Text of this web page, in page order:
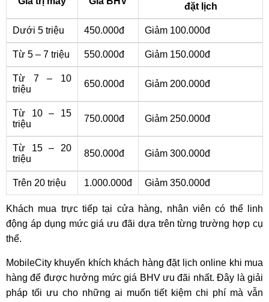
đặt lịch
Dưới 5 triệu 450.000đ Giảm 100.000đ
Từ 5 – 7 triệu 550.000đ Giảm 150.000đ
Từ 7 – 10
triệu
650.000đ Giảm 200.000đ
Từ 10 – 15
triệu
750.000đ Giảm 250.000đ
Từ 15 – 20
triệu
850.000đ Giảm 300.000đ
Trên 20 triệu 1.000.000đ Giảm 350.000đ
Khách mua trực tiếp tại cửa hàng, nhân viên có thể linh
động áp dụng mức giá ưu đãi dựa trên từng trường hợp cụ
thể.
MobileCity khuyến khích khách hàng đặt lịch online khi mua
hàng để được hưởng mức giá BHV ưu đãi nhất. Đây là giải
pháp tối ưu cho những ai muốn tiết kiệm chi phí mà vẫn